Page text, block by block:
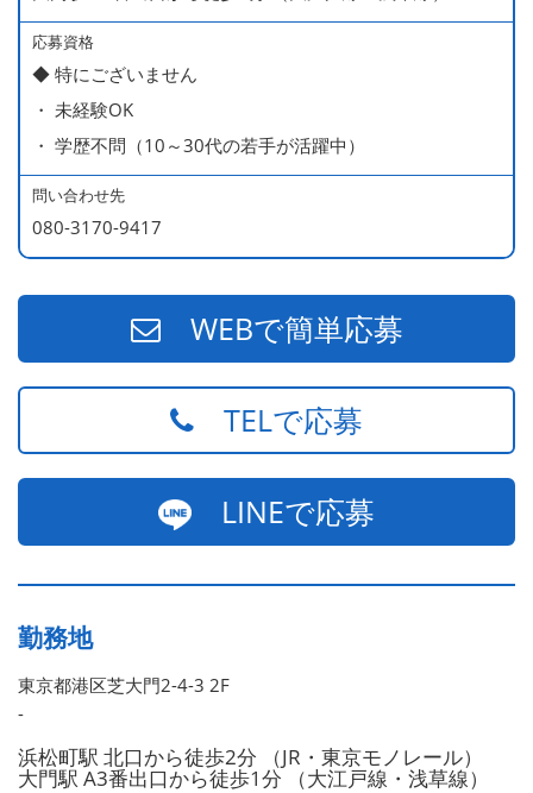
ー持ち）
490万円／店長代理（20代・入社2年目・入社後に結婚。
ラブラブな新婚さん）
540万円／店長（20代・入社3年目・ 育休取得して、更に
やる気MAXの2児のお父さん）
670万円／統括店長（30代・入社7年目・中学生の長男筆
頭に3人の子供を持つ一家の大黒柱）
応募資格
◆ 特にございません
・ 未経験OK
・ 学歴不問（10～30代の若手が活躍中）
問い合わせ先
080-3170-9417
WEBで簡単応募
TELで応募
LINEで応募
勤務地
東京都港区芝大門2-4-3 2F
-
浜松町駅 北口から徒歩2分 （JR・東京モノレール）
大門駅 A3番出口から徒歩1分 （大江戸線・浅草線）